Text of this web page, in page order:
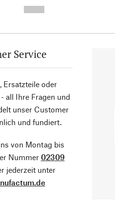
Service
Ersatzteile oder
all Ihre Fragen und
unser Customer
und fundiert.
von Montag bis
Nummer 02309
jederzeit unter